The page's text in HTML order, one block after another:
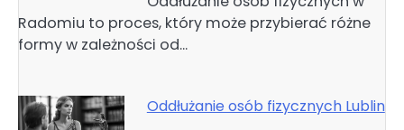
Radomiu to proces, który może przybierać różne
formy w zależności od…
Oddłużanie osób fizycznych Lublin